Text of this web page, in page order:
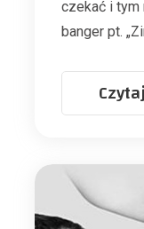
czekać i tym
banger pt.